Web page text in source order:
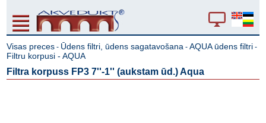
Visas preces - Ūdens filtri, ūdens sagatavošana -AQUA ūdens filtri -
Filtru korpusi - AQUA
Filtra korpuss FP3 7''-1'' (aukstam ūd.) Aqua